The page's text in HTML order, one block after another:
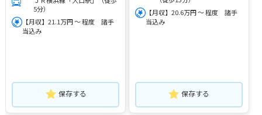
5分）
【月収】21.1万円 ～ 程度 諸手
当込み
保存する
【月収】20.6万円 ～ 程度 諸手
当込み
保存する